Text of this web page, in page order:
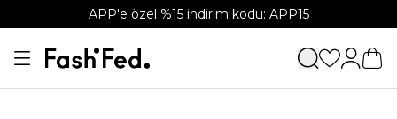
APP'e özel %15 indirim kodu: APP15